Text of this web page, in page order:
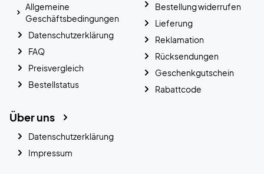
Allgemeine
Geschäftsbedingungen
Datenschutzerklärung
FAQ
Preisvergleich
Bestellstatus
Bestellung widerrufen
Lieferung
Reklamation
Rücksendungen
Geschenkgutschein
Rabattcode
Über uns
Datenschutzerklärung
Impressum